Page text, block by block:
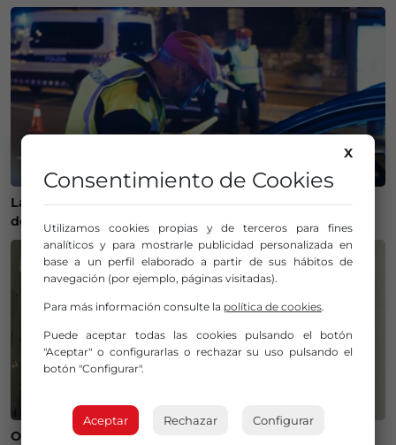
La Policía Municipal de Bilbao intensifica los controles
de alcohol y drogas para evitar accidentes
Operación salida para Andoni Gorosabel
X
Consentimiento de Cookies
Utilizamos cookies propias y de terceros para fines
analíticos y para mostrarle publicidad personalizada en
base a un perfil elaborado a partir de sus hábitos de
navegación (por ejemplo, páginas visitadas).
Para más información consulte la política de cookies.
Puede aceptar todas las cookies pulsando el botón
"Aceptar" o configurarlas o rechazar su uso pulsando el
botón "Configurar".
Aceptar Rechazar Configurar